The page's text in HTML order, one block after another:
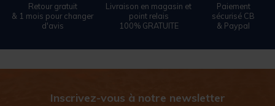
Retour gratuit
& 1 mois pour changer
d'avis
Livraison en magasin et
point relais
100% GRATUITE
Paiement
sécurisé CB
& Paypal
Inscrivez-vous à notre newsletter